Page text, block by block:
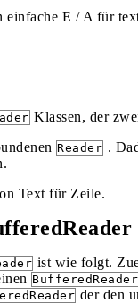
E / A für
Klassen, der
Reader .
Text für Zeile.
ist wie folgt.
BufferedReader
der den